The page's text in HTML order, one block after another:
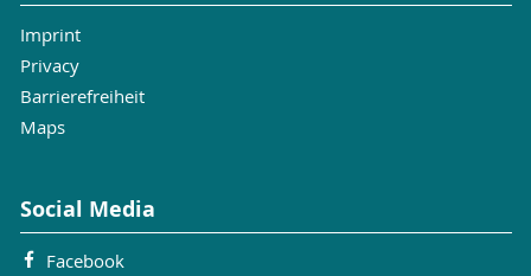
Imprint
Privacy
Barrierefreiheit
Maps
Social Media
Facebook